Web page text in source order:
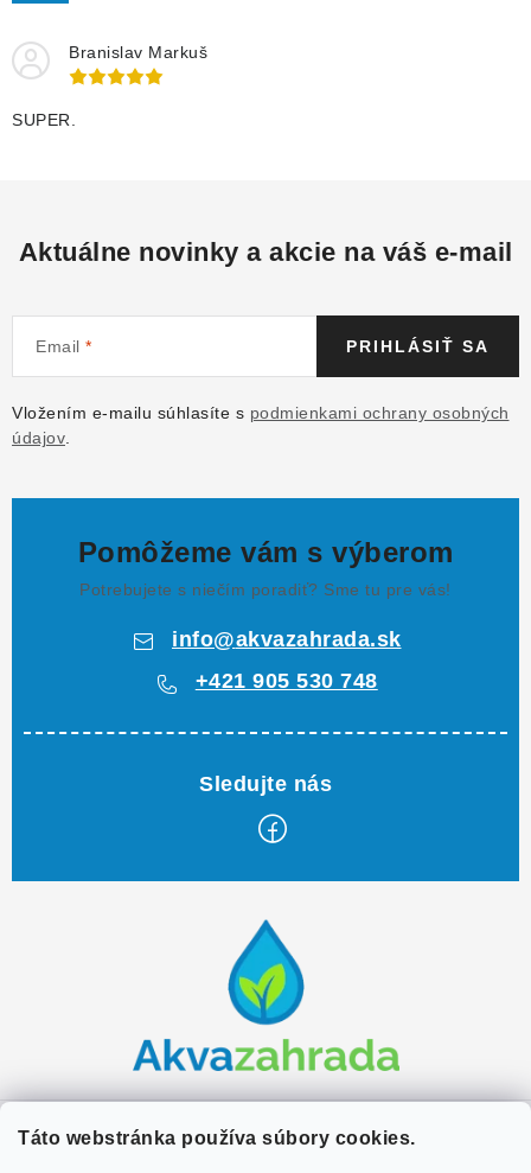
Táto webstránka používa súbory cookies.
Branislav Markuš
SUPER.
Aktuálne novinky a akcie na váš e-mail
Email
Vložením e-mailu súhlasíte s podmienkami ochrany osobných
údajov
PRIHLÁSIŤ SA
Pomôžeme vám s výberom
Potrebujete s niečím poradiť? Sme tu pre vás!
info@akvazahrada.sk
+421 905 530 748
e
Zákaznícky servis